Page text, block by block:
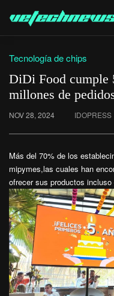
Tecnología de chips
DiDi Food cumple
millones de
NOV 28, 2024 IDOPRESS
Más del 70% de los
mipymes,las cuales han
ofrecer sus productos